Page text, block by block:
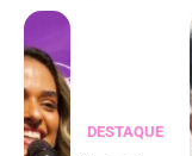
DESTAQUE